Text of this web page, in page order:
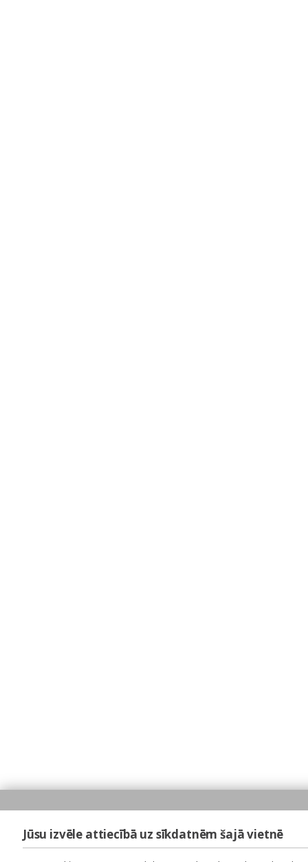
Jūsu izvēle attiecībā uz sīkdatnēm šajā vietnē